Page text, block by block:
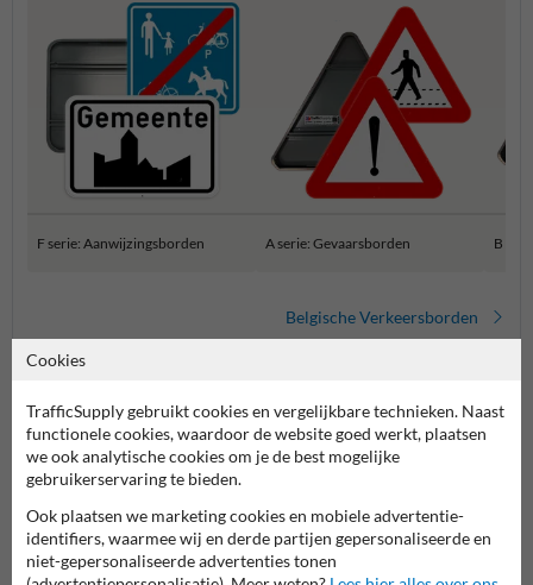
F serie: Aanwijzingsborden A serie: Gevaarsborden B
Belgische Verkeersborden
Stel je vraag aan Verkeersbord.be
Cookies
TrafficSupply gebruikt cookies en vergelijkbare technieken. Naast
functionele cookies, waardoor de website goed werkt, plaatsen
we ook analytische cookies om je de best mogelijke
gebruikerservaring te bieden.
Ook plaatsen we marketing cookies en mobiele advertentie-
identifiers, waarmee wij en derde partijen gepersonaliseerde en
niet-gepersonaliseerde advertenties tonen